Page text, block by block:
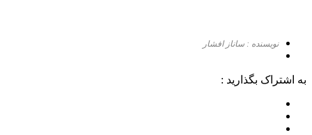
نویسنده : ساناز افشار
به اشتراک بگذارید :